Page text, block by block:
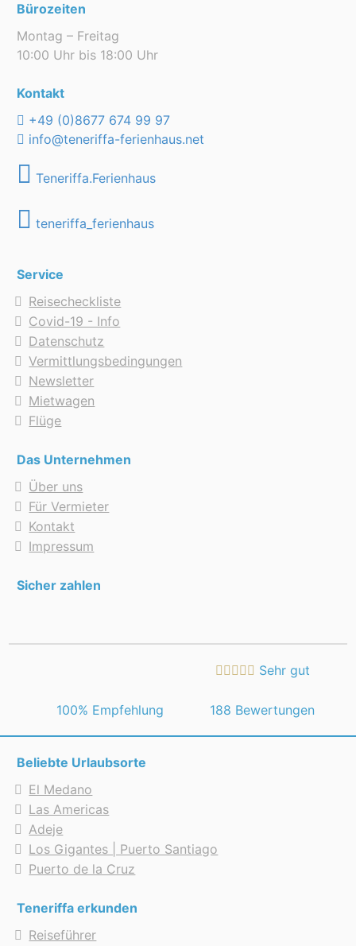
Bürozeiten
Montag – Freitag
10:00 Uhr bis 18:00 Uhr
Kontakt
+49 (0)8677 674 99 97
info@teneriffa-ferienhaus.net
Teneriffa.Ferienhaus
teneriffa_ferienhaus
Service
Reisecheckliste
Covid-19 - Info
Datenschutz
Vermittlungsbedingungen
Newsletter
Mietwagen
Flüge
Das Unternehmen
Über uns
Für Vermieter
Kontakt
Impressum
Sicher zahlen
Sehr gut
100% Empfehlung 188 Bewertungen
Beliebte Urlaubsorte
El Medano
Las Americas
Adeje
Los Gigantes | Puerto Santiago
Puerto de la Cruz
Teneriffa erkunden
Reiseführer